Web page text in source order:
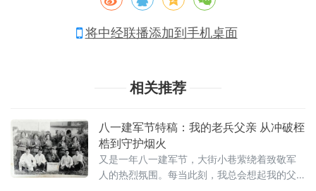
将中经联播添加到手机桌面
相关推荐
八一建军节特稿：我的老兵父亲 从冲破桎
梏到守护烟火
又是一年八一建军节，大街小巷萦绕着致敬军
人的热烈氛围。每当此刻，我总会想起我的父